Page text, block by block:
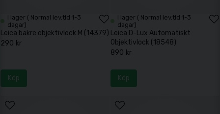
I lager ( Normal lev.tid 1-3
dagar)
Leica bakre objektivlock M (14379)
290 kr
Köp
I lager ( Normal lev.tid 1-3
dagar)
Leica D-Lux Automatiskt
Objektivlock (18548)
890 kr
Köp